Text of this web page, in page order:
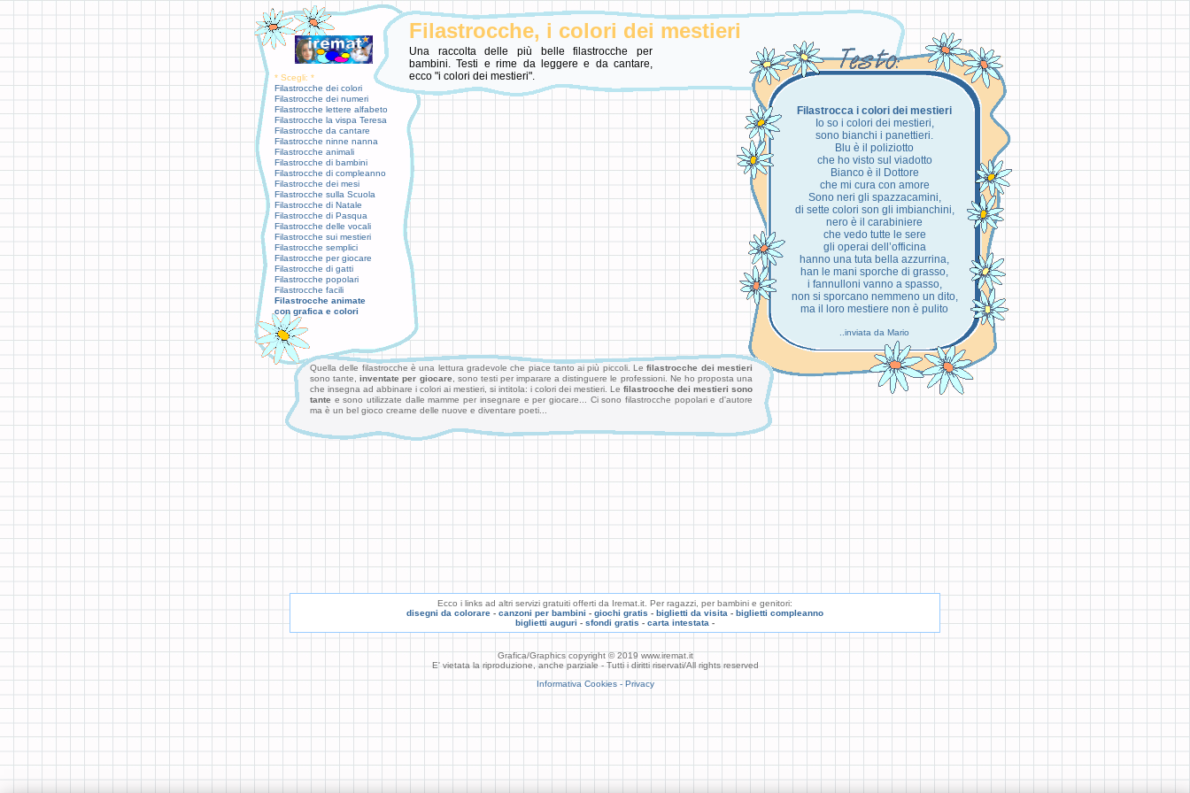
* Scegli: *
Filastrocche dei colori
Filastrocche dei numeri
Filastrocche lettere alfabeto
Filastrocche la vispa Teresa
Filastrocche da cantare
Filastrocche ninne nanna
Filastrocche animali
Filastrocche di bambini
Filastrocche di compleanno
Filastrocche dei mesi
Filastrocche sulla Scuola
Filastrocche di Natale
Filastrocche di Pasqua
Filastrocche delle vocali
Filastrocche sui mestieri
Filastrocche semplici
Filastrocche per giocare
Filastrocche di gatti
Filastrocche popolari
Filastrocche facili
Filastrocche animate
con grafica e colori
Filastrocche, i colori dei mestieri
Una raccolta delle più belle filastrocche per
bambini. Testi e rime da leggere e da cantare,
ecco "i colori dei mestieri".
Filastrocca i colori dei mestieri
Io so i colori dei mestieri,
sono bianchi i panettieri.
Blu è il poliziotto
che ho visto sul viadotto
Bianco è il Dottore
che mi cura con amore
Sono neri gli spazzacamini,
di sette colori son gli imbianchini,
nero è il carabiniere
che vedo tutte le sere
gli operai dell’officina
hanno una tuta bella azzurrina,
han le mani sporche di grasso,
i fannulloni vanno a spasso,
non si sporcano nemmeno un dito,
ma il loro mestiere non è pulito
..inviata da Mario
Quella delle filastrocche è una lettura gradevole che piace tanto ai più piccoli. Lefilastrocche dei mestieri
sono tante,inventate per giocare , sono testi per imparare a distinguere le professioni. Ne ho proposta una
che insegna ad abbinare i colori ai mestieri, si intitola: i colori dei mestieri. Le filastrocche dei mestieri sono
tante e sono utilizzate dalle mamme per insegnare e per giocare... Ci sono filastrocche popolari e d'autore
ma è un bel gioco crearne delle nuove e diventare poeti...
Ecco i links ad altri servizi gratuiti offerti da Iremat.it. Per ragazzi, per bambini e genitori:
disegni da colorare - canzoni per bambini - giochi gratis - biglietti da visita - biglietti compleanno
biglietti auguri - sfondi gratis - carta intestata -
Grafica/Graphics copyright © 2019 www.iremat.it
E' vietata la riproduzione, anche parziale - Tutti i diritti riservati/All rights reserved
Informativa Cookies - Privacy